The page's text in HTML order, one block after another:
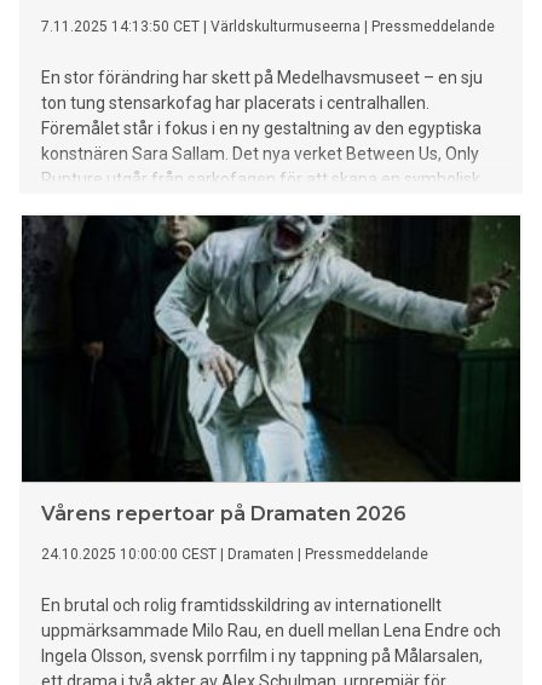
7.11.2025 14:13:50 CET Världskulturmuseerna Pressmeddelande
En stor förändring har skett på Medelhavsmuseet – en sju
ton tung stensarkofag har placerats i centralhallen.
Föremålet står i fokus i en ny gestaltning av den egyptiska
konstnären Sara Sallam. Det nya verket Between Us, Only
Rupture utgår från sarkofagen för att skapa en symbolisk
Vårens repertoar på Dramaten 2026
24.10.2025 10:00:00 CEST Dramaten Pressmeddelande
En brutal och rolig framtidsskildring av internationellt
uppmärksammade Milo Rau, en duell mellan Lena Endre och
Ingela Olsson, svensk porrfilm i ny tappning på Målarsalen,